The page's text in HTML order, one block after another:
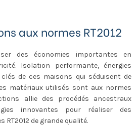
aux normes RT2012
des économies importantes en
Isolation performante, énergies
de ces maisons qui séduisent de
matériaux utilisés sont aux normes
allie des procédés ancestraux
innovantes pour réaliser des
de grande qualité.